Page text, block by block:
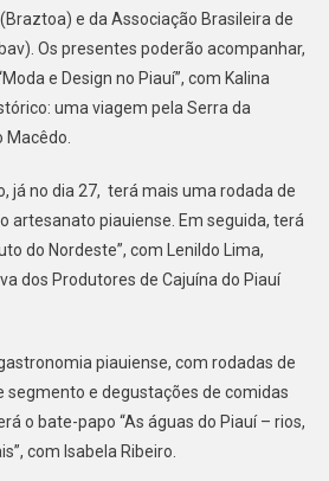
e da Associação Brasileira de
Os presentes poderão acompanhar,
e Design no Piauí”, com Kalina
uma viagem pela Serra da
Macêdo.
já no dia 27, terá mais uma rodada de
artesanato piauiense. Em seguida, terá
do Nordeste”, com Lenildo Lima,
dos Produtores de Cajuína do Piauí
piauiense, com rodadas de
segmento e degustações de comidas
o bate-papo “As águas do Piauí – rios,
com Isabela Ribeiro.